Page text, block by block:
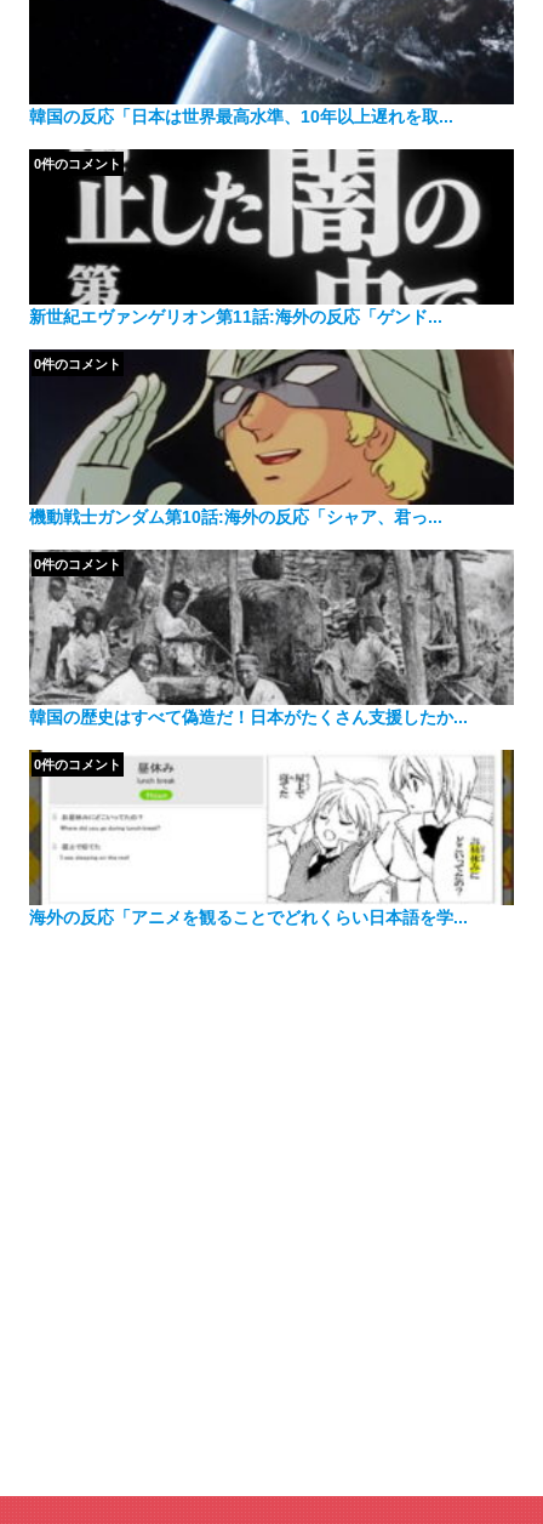
韓国の反応「日本は世界最高水準、10年以上遅れを取...
新世紀エヴァンゲリオン第11話:海外の反応「ゲンド...
0件のコメント
機動戦士ガンダム第10話:海外の反応「シャア、君っ...
0件のコメント
韓国の歴史はすべて偽造だ！日本がたくさん支援したか...
0件のコメント
海外の反応「アニメを観ることでどれくらい日本語を学...
0件のコメント